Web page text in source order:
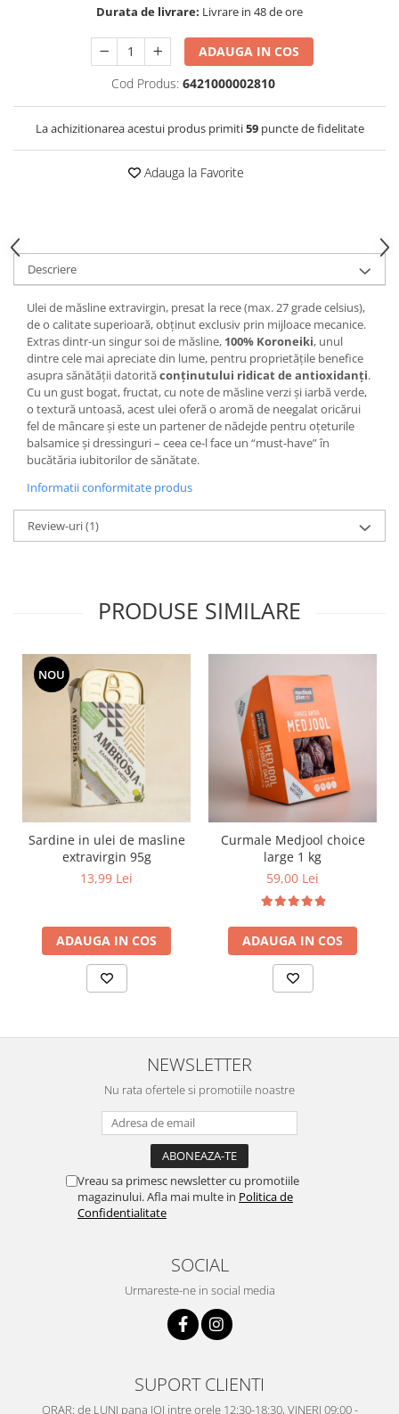
Durata de livrare: Livrare in 48 de ore
ADAUGA IN COS
Cod Produs: 6421000002810
La achizitionarea acestui produs primiti59puncte de fidelitate
Adauga la Favorite
Descriere
Ulei de măsline extravirgin, presat la rece (max. 27 grade celsius),
de o calitate superioară, obținut exclusiv prin mijloace mecanice.
Extras dintr-un singur soi de măsline, 100% Koroneiki, unul
dintre cele mai apreciate din lume, pentru proprietățile benefice
asupra sănătății datorităconținutului ridicat de antioxidanți.
Cu un gust bogat, fructat, cu note de măsline verzi și iarbă verde,
o textură untoasă, acest ulei oferă o aromă de neegalat oricărui
fel de mâncare și este un partener de nădejde pentru oțeturile
balsamice și dressinguri – ceea ce-l face un “must-have” în
bucătăria iubitorilor de sănătate.
Informatii conformitate produs
Review-uri(1)
PRODUSE SIMILARE
NOU
Sardine in ulei de masline
extravirgin 95g
13,99 Lei
ADAUGA IN COS
Curmale Medjool choice
large 1 kg
59,00 Lei
ADAUGA IN COS
NEWSLETTER
Nu rata ofertele si promotiile noastre
Vreau sa primesc newsletter cu promotiile
magazinului. Afla mai multe in Politica de
Confidentialitate
SOCIAL
Urmareste-ne in social media
SUPORT CLIENTI
ORAR: de LUNI pana JOI intre orele 12:30-18:30, VINERI 09:00 -